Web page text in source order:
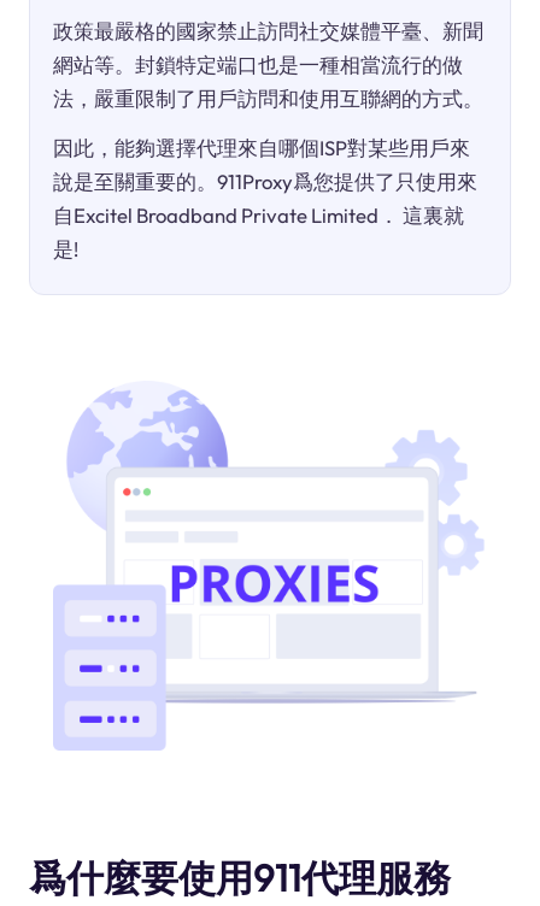
政策最嚴格的國家禁止訪問社交媒體平臺、新聞
網站等。封鎖特定端口也是一種相當流行的做
法，嚴重限制了用戶訪問和使用互聯網的方式。
因此，能夠選擇代理來自哪個ISP對某些用戶來
說是至關重要的。911Proxy爲您提供了只使用來
自Excitel Broadband Private Limited． 這裏就
是!
爲什麼要使用911代理服務